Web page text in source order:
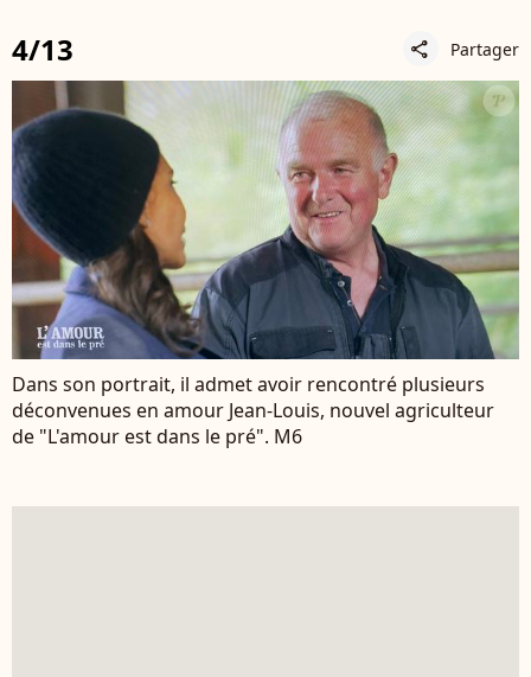
4/13 share Partager
Dans son portrait, il admet avoir rencontré plusieurs
déconvenues en amour Jean-Louis, nouvel agriculteur
de "L'amour est dans le pré". M6